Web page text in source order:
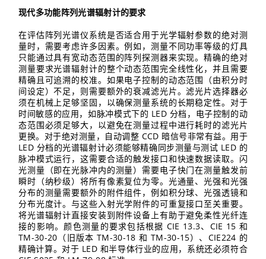
现代多功能阵列光谱辐射计的要求
在评估阵列光谱仪系统是否适合用于光学辐射参数的绝对测
量时，需要考虑许多因素。例如，测量不同功率等级的灯具
只能通过具有宽动态范围的阵列探测器来实现。精确的绝对
测量要求光谱辐射计的整个动态范围完全线性化，并且需要
精确且可追溯的校准。如果电子控制的动态范围（由积分时
间设定）不足，则需要额外的衰减滤光片。滤光片选择器必
须在机械上足够坚固，以确保测量系统的长期稳定性。对于
时间敏感的应用，如脉冲模式下的 LED 分档，电子控制的动
态范围必须足够大，以避免在测量过程中进行耗时的滤光片
更换。对于绝对测量，自动调整 CCD 暗信号非常有益。用于
LED 分档的光谱辐射计必须能够精确同步测量与测试 LED 的
脉冲模式运行，这需要合适的触发接口和快速数据读取。闪
光测量（即在光脉冲内的测量）需要电子快门在测量触发前
瞬时（纳秒级）将所有像素复位为零。光通量、光强和光强
分布的测量需要额外的附件组件，例如积分球、光强透镜和
分布光度计。与这些入射光学附件的可重复接口至关重要。
将光谱辐射计直接安装到附件设备上有助于避免柔性光纤连
接的影响。颜色测量的要求包括根据 CIE 13.3、CIE 15 和
TM-30-20（旧版本 TM-30-18 和 TM-30-15）、CIE224 的
精确计算。对于 LED 和半导体行业的应用，系统还必须符合